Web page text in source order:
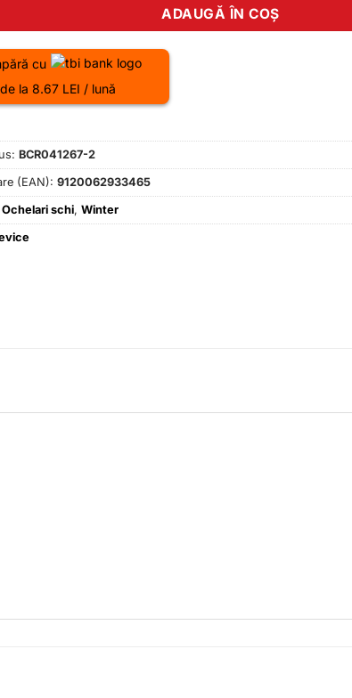
ADAUGĂ ÎN COȘ
cu
de la 8.67 LEI / lună
BCR041267-2
(EAN): 9120062933465
Ochelari schi, Winter